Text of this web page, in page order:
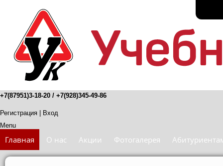
+7(87951)3-18-20 / +7(928)345-49-86
Регистрация
Вход
Menu
Главная О нас Акции Фотогалерея